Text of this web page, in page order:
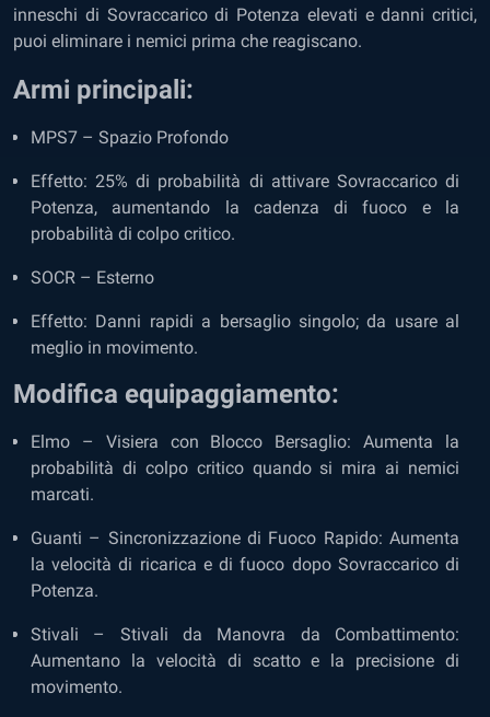
inneschi di Sovraccarico di Potenza elevati e danni critici,
puoi eliminare i nemici prima che reagiscano.
Armi principali:
MPS7 – Spazio Profondo
Effetto: 25% di probabilità di attivare Sovraccarico di
Potenza, aumentando la cadenza di fuoco e la
probabilità di colpo critico.
SOCR – Esterno
Effetto: Danni rapidi a bersaglio singolo; da usare al
meglio in movimento.
Modifica equipaggiamento:
Elmo – Visiera con Blocco Bersaglio: Aumenta la
probabilità di colpo critico quando si mira ai nemici
marcati.
Guanti – Sincronizzazione di Fuoco Rapido: Aumenta
la velocità di ricarica e di fuoco dopo Sovraccarico di
Potenza.
Stivali – Stivali da Manovra da Combattimento:
Aumentano la velocità di scatto e la precisione di
movimento.